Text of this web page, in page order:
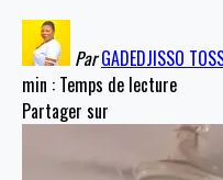
Par GADEDJISSO
min : Temps de lecture
Partager sur